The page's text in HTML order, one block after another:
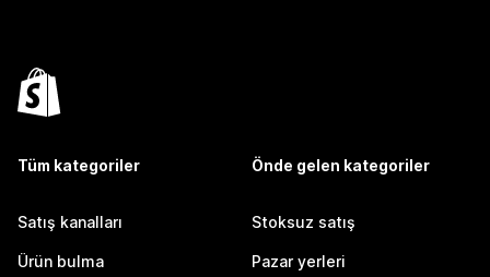
Tüm kategoriler
Satış kanalları
Ürün bulma
Önde gelen kategoriler
Stoksuz satış
Pazar yerleri